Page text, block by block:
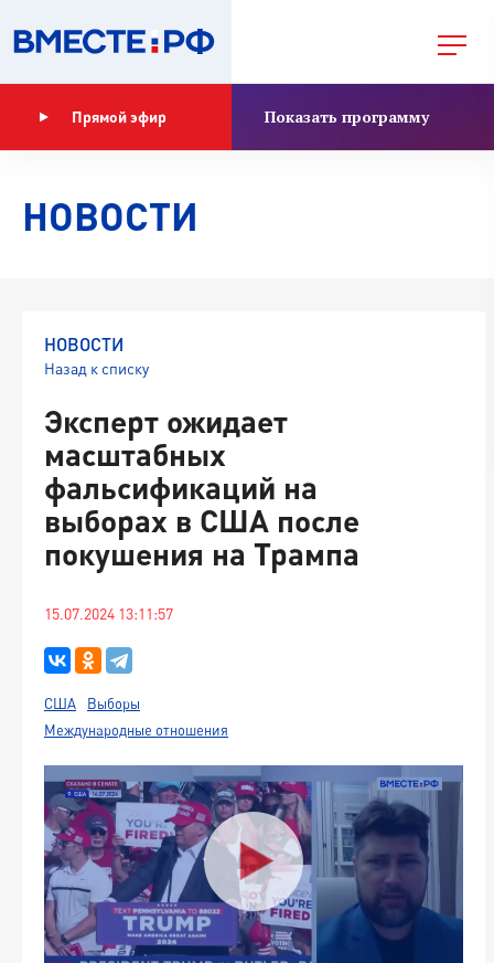
Прямой эфир Показать программу
НОВОСТИ
НОВОСТИ
Назад к списку
Эксперт ожидает
масштабных
фальсификаций на
выборах в США после
покушения на Трампа
15.07.2024 13:11:57
США
Выборы
Международные отношения